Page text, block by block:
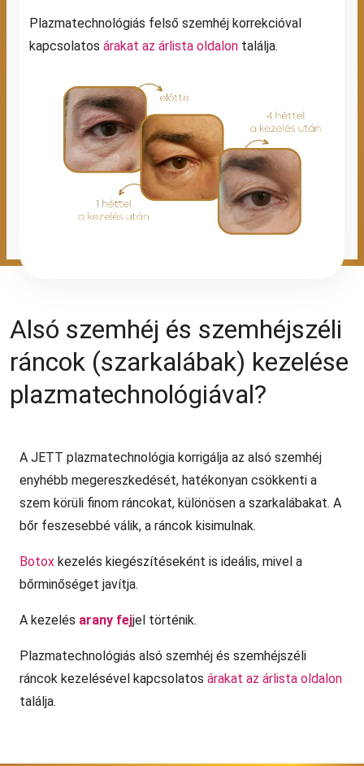
Plazmatechnológiás felső szemhéj korrekcióval
kapcsolatos árakat az árlista oldalon találja.
Alsó szemhéj és szemhéjszéli
ráncok (szarkalábak) kezelése
plazmatechnológiával?
A JETT plazmatechnológia korrigálja az alsó szemhéj
enyhébb megereszkedését, hatékonyan csökkenti a
szem körüli finom ráncokat, különösen a szarkalábakat. A
bőr feszesebbé válik, a ráncok kisimulnak.
Botox kezelés kiegészítéseként is ideális, mivel a
bőrminőséget javítja.
A kezelés arany fejjel történik.
Plazmatechnológiás alsó szemhéj és szemhéjszéli
ráncok kezelésével kapcsolatos árakat az árlista oldalon
találja.